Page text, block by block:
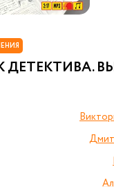
ДЕТЕКТИВА.